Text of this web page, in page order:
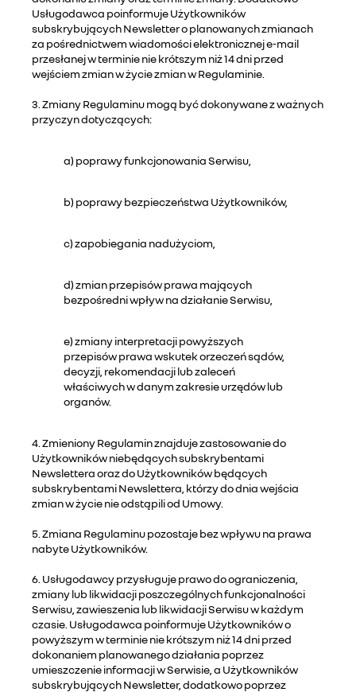
Usługodawca poinformuje Użytkowników
subskrybujących Newsletter o planowanych zmianach
za pośrednictwem wiadomości elektronicznej e-mail
przesłanej w terminie nie krótszym niż 14 dni przed
wejściem zmian w życie zmian w Regulaminie.
3. Zmiany Regulaminu mogą być dokonywane z ważnych
przyczyn dotyczących:
a) poprawy funkcjonowania Serwisu,
b) poprawy bezpieczeństwa Użytkowników,
c) zapobiegania nadużyciom,
d) zmian przepisów prawa mających
bezpośredni wpływ na działanie Serwisu,
e) zmiany interpretacji powyższych
przepisów prawa wskutek orzeczeń sądów,
decyzji, rekomendacji lub zaleceń
właściwych w danym zakresie urzędów lub
organów.
4. Zmieniony Regulamin znajduje zastosowanie do
Użytkowników niebędących subskrybentami
Newslettera oraz do Użytkowników będących
subskrybentami Newslettera, którzy do dnia wejścia
zmian w życie nie odstąpili od Umowy.
5. Zmiana Regulaminu pozostaje bez wpływu na prawa
nabyte Użytkowników.
6. Usługodawcy przysługuje prawo do ograniczenia,
zmiany lub likwidacji poszczególnych funkcjonalności
Serwisu, zawieszenia lub likwidacji Serwisu w każdym
czasie. Usługodawca poinformuje Użytkowników o
powyższym w terminie nie krótszym niż 14 dni przed
dokonaniem planowanego działania poprzez
umieszczenie informacji w Serwisie, a Użytkowników
subskrybujących Newsletter, dodatkowo poprzez